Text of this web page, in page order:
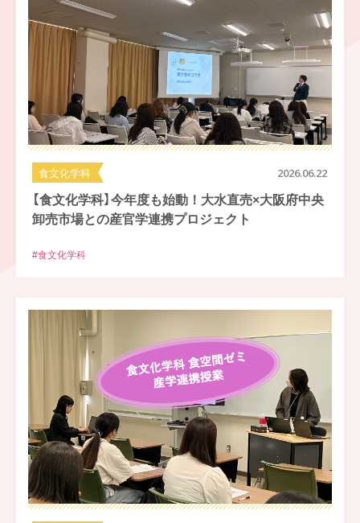
食文化学科 2026.06.22
【食文化学科】今年度も始動！大水直売×大阪府中央
卸売市場との産官学連携プロジェクト
#食文化学科